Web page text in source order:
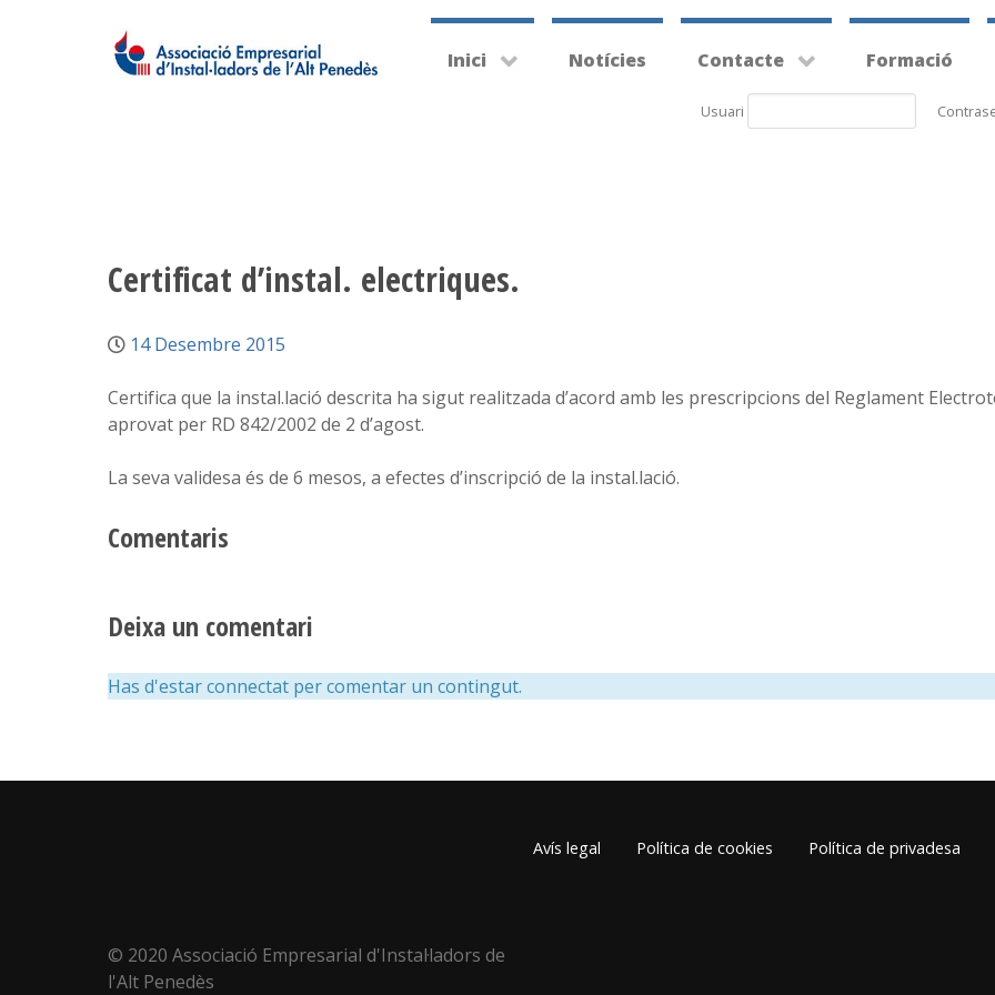
Inici Notícies Contacte Formació
Usuari
Certificat d’instal. electriques.
14 Desembre 2015
Certifica que la instal.lació descrita ha sigut realitzada d’acord amb les prescripcions del Reglament
aprovat per RD 842/2002 de 2 d’agost.
La seva validesa és de 6 mesos, a efectes d’inscripció de la instal.lació.
Comentaris
Deixa un comentari
Has d'estar connectat per comentar un contingut.
Avís legal Política de cookies Política de privadesa
© 2020 Associació Empresarial d'Instal·ladors de
l'Alt Penedès